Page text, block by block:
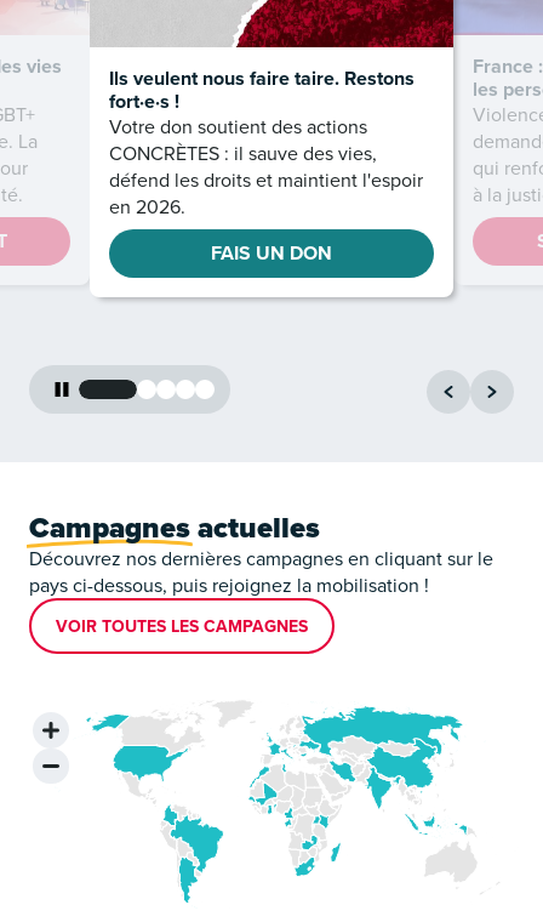
vies
La
Ils veulent nous faire taire. Restons
fort·e·s !
Votre don soutient des actions
CONCRÈTES : il sauve des vies,
défend les droits et maintient l'espoir
en 2026.
FAIS UN DON
France
les
qui
à la
Campagnesactuelles
Découvrez nos dernières campagnes en cliquant sur le
pays ci-dessous, puis rejoignez la mobilisation !
VOIR TOUTES LES CAMPAGNES